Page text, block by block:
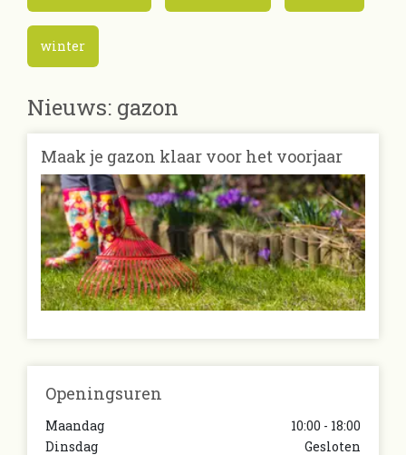
winter
Nieuws: gazon
Maak je gazon klaar voor het voorjaar
Openingsuren
Maandag
10:00 - 18:00
Dinsdag
Gesloten